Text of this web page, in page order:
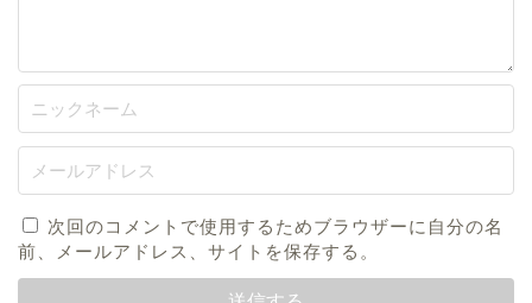
次回のコメントで使用するためブラウザーに自分の名
前、メールアドレス、サイトを保存する。